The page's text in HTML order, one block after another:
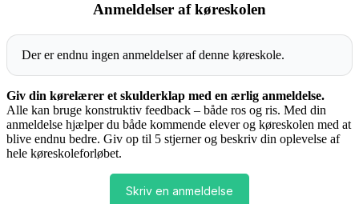
Anmeldelser af køreskolen
Der er endnu ingen anmeldelser af denne køreskole.
Giv din kørelærer et skulderklap med en ærlig anmeldelse.
Alle kan bruge konstruktiv feedback – både ros og ris. Med din
anmeldelse hjælper du både kommende elever og køreskolen med at
blive endnu bedre. Giv op til 5 stjerner og beskriv din oplevelse af
hele køreskoleforløbet.
Skriv en anmeldelse